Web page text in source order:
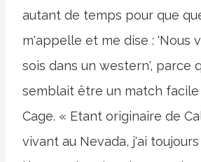
autant de temps pour que
m'appelle et me dise : 'Nous
sois dans un western', parce
semblait être un match facile
Cage. « Etant originaire de
vivant au Nevada, j'ai